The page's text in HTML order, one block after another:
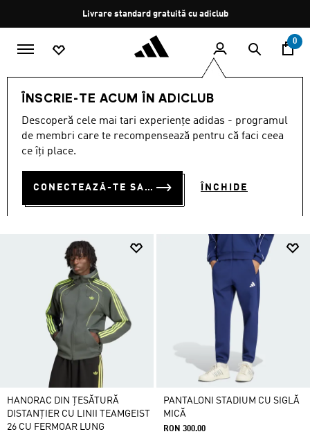
Oprește
rotația
Livrare standard gratuită cu adiclub
0
ÎNSCRIE-TE ACUM ÎN ADICLUB
Descoperă cele mai tari experiențe adidas - programul
de membri care te recompensează pentru că faci ceea
ce îți place.
CONECTEAZĂ-TE SAU ÎNSCRIE-TE ACUM ÎNCHIDE
BĂRBAȚI ÎMBRĂCĂMINTE
ÎMBRĂCĂMINTE (5163)
HANORAC DIN ȚESĂTURĂ
DISTANȚIER CU LINII TEAMGEIST
26 CU FERMOAR LUNG
PANTALONI STADIUM CU SIGLĂ
MICĂ
RON 300.00